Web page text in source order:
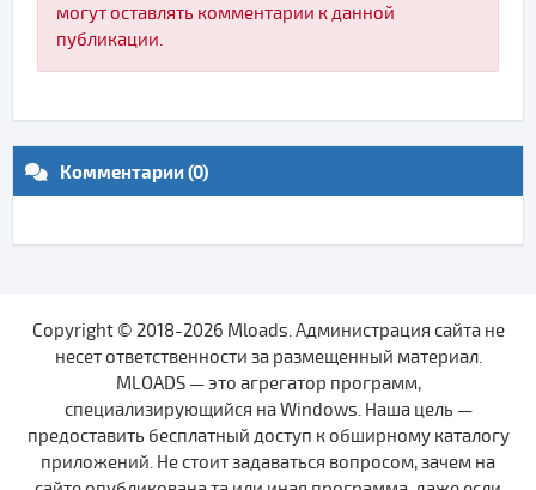
могут оставлять комментарии к данной
публикации.
Комментарии (0)
Copyright © 2018-2026 Mloads. Администрация сайта не
несет ответственности за размещенный материал.
MLOADS — это агрегатор программ,
специализирующийся на Windows. Наша цель —
предоставить бесплатный доступ к обширному каталогу
приложений. Не стоит задаваться вопросом, зачем на